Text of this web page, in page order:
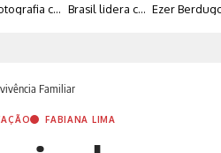
A fotografia contemporânea de Cynthia Feyh Jappur entre luz, movimento e arte Brasil lidera crescimento entre os 15 maiores mercados globais de viagens corporativas
Familiar
FABIANA LIMA